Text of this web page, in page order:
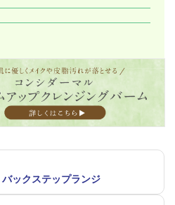
ックステップランジ